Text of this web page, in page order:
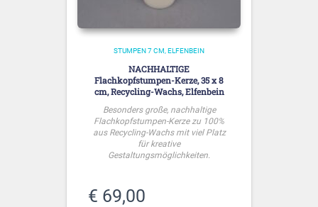
STUMPEN 7 CM ELFENBEIN
NACHHALTIGE
Flachkopfstumpen-Kerze, 35 x 8
cm, Recycling-Wachs, Elfenbein
Besonders große, nachhaltige
Flachkopfstumpen-Kerze zu 100%
aus Recycling-Wachs mit viel Platz
für kreative
Gestaltungsmöglichkeiten.
€ 69,00